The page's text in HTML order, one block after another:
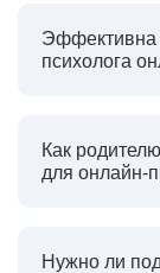
Эффективна
психолога
Как
для онлайн-
Нужно ли